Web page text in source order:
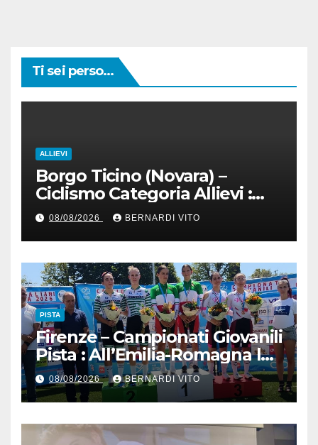
Ti sei perso...
ALLIEVI
Borgo Ticino (Novara) –
Ciclismo Categoria Allievi :
Domenica 9 Agosto
08/08/2026 BERNARDI VITO
PISTA
Firenze – Campionati Giovanili
Pista : All’Emilia-Romagna la
Maglia Tricolore Madison
“Donne Allieve”
08/08/2026 BERNARDI VITO